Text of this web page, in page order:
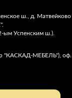
ш., д. Матвейково
ым Успенским ш.).
"КАСКАД-МЕБЕЛЬ"), оф.